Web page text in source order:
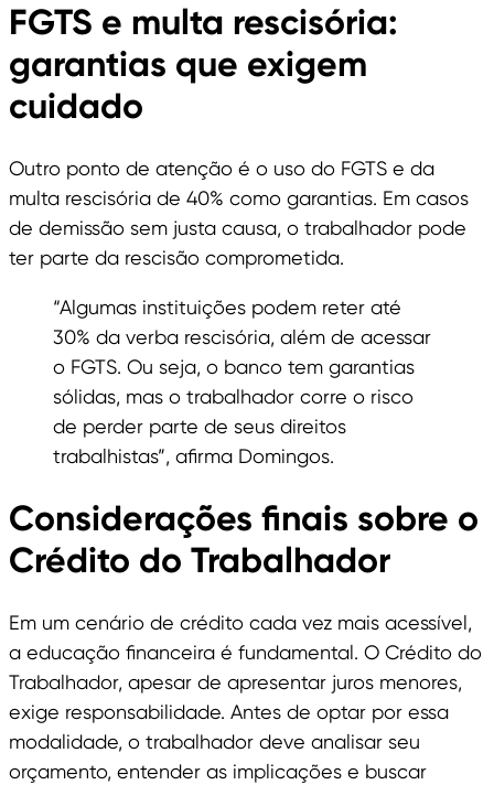
FGTS e multa rescisória:
garantias que exigem
cuidado
Outro ponto de atenção é o uso do FGTS e da
multa rescisória de 40% como garantias. Em casos
de demissão sem justa causa, o trabalhador pode
ter parte da rescisão comprometida.
“Algumas instituições podem reter até
30% da verba rescisória, além de acessar
o FGTS. Ou seja, o banco tem garantias
sólidas, mas o trabalhador corre o risco
de perder parte de seus direitos
trabalhistas”, afirma Domingos.
Considerações finais sobre o
Crédito do Trabalhador
Em um cenário de crédito cada vez mais acessível,
a educação financeira é fundamental. O Crédito do
Trabalhador, apesar de apresentar juros menores,
exige responsabilidade. Antes de optar por essa
modalidade, o trabalhador deve analisar seu
orçamento, entender as implicações e buscar